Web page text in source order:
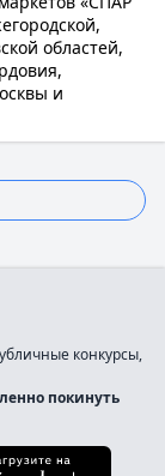
областей,
и
конкурсы,
покинуть
Store